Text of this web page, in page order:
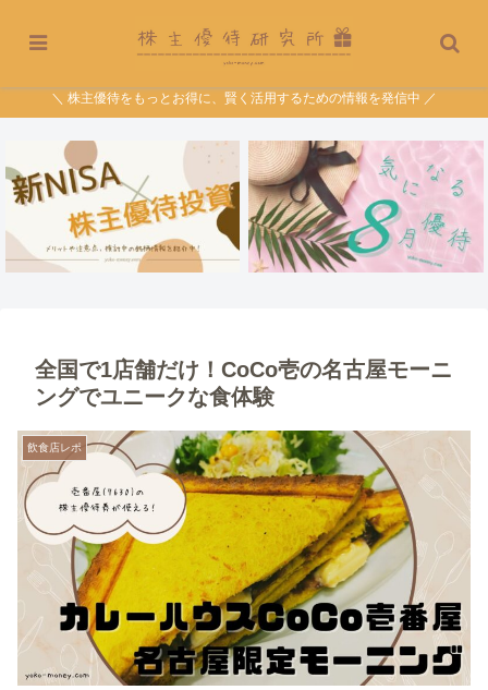
＼ 株主優待をもっとお得に、賢く活用するための情報を発信中 ／
全国で1店舗だけ！CoCo壱の名古屋モーニ
ングでユニークな食体験
飲食店レポ